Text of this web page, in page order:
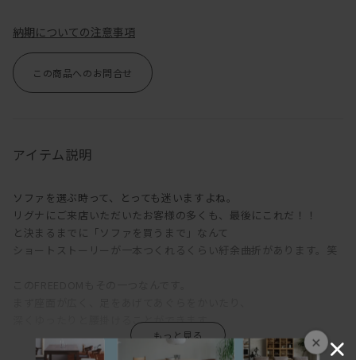
×
納期についての注意事項
この商品へのお問合せ
アイテム説明
ソファを選ぶ時って、とっても迷いますよね。
リグナにご来店いただいたお客様の多くも、最後にこれだ！！
と決まるまでに「ソファを買うまで」なんて
ショートストーリーが一本つくれるくらい紆余曲折があります。笑
深くゆったりと腰掛けることができます。
オプションの背クッションをどけると、デイベッドとして使えるく